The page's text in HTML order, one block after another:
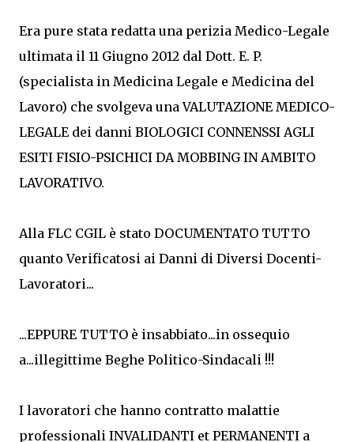
Era pure stata redatta una perizia Medico-Legale
ultimata il 11 Giugno 2012 dal Dott. E. P.
(specialista in Medicina Legale e Medicina del
Lavoro) che svolgeva una VALUTAZIONE MEDICO-
LEGALE dei danni BIOLOGICI CONNENSSI AGLI
ESITI FISIO-PSICHICI DA MOBBING IN AMBITO
LAVORATIVO.
Alla FLC CGIL è stato DOCUMENTATO TUTTO
quanto Verificatosi ai Danni di Diversi Docenti-
Lavoratori...
...EPPURE TUTTO è insabbiato...in ossequio
a...illegittime Beghe Politico-Sindacali !!!
I lavoratori che hanno contratto malattie
professionali INVALIDANTI et PERMANENTI a